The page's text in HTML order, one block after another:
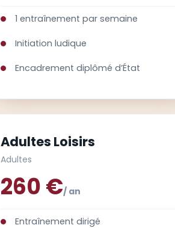
1 entraînement par semaine
Initiation ludique
Encadrement diplômé d’État
Adultes Loisirs
Adultes
260 €/ an
Entraînement dirigé